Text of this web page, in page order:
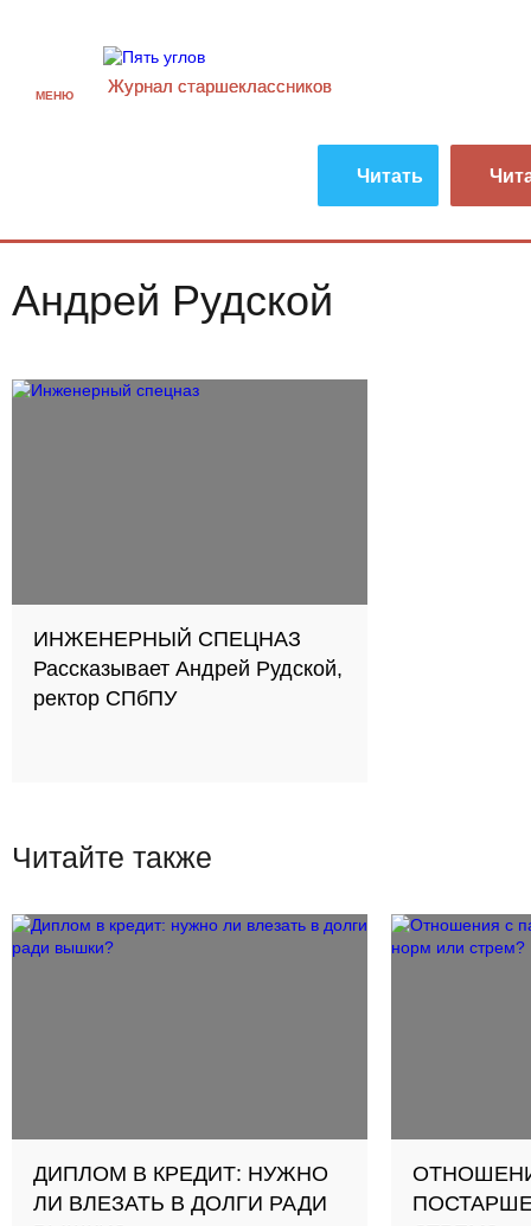
МЕНЮ Журнал старшекласcников
Читать
Андрей Рудской
ИНЖЕНЕРНЫЙ СПЕЦНАЗ
Рассказывает Андрей Рудской,
ректор СПбПУ
Читайте также
ДИПЛОМ В КРЕДИТ: НУЖНО
ЛИ ВЛЕЗАТЬ В ДОЛГИ РАДИ